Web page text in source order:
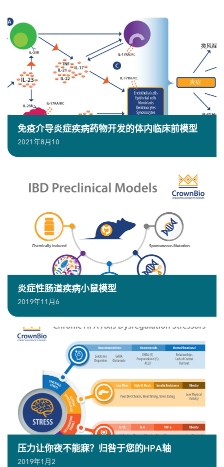
免疫介导炎症疾病药物开发的体内临床前模型
2021年8月10
炎症性肠道疾病小鼠模型
2019年11月6
压力让你夜不能寐？归咎于您的HPA轴
2019年1月2